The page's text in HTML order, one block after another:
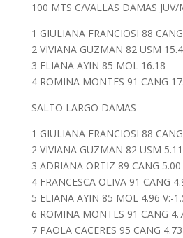
100 MTS C/VALLAS DAMAS JUV/
1 GIULIANA FRANCIOSI 88
2 VIVIANA GUZMAN 82 USM
3 ELIANA AYIN 85 MOL 16.18
4 ROMINA MONTES 91 CANG
SALTO LARGO DAMAS
1 GIULIANA FRANCIOSI 88
2 VIVIANA GUZMAN 82 USM
3 ADRIANA ORTIZ 89 CANG 5.00
4 FRANCESCA OLIVA 91 CANG
5 ELIANA AYIN 85 MOL 4.96 V:-
6 ROMINA MONTES 91 CANG
7 PAOLA CACERES 95 CANG